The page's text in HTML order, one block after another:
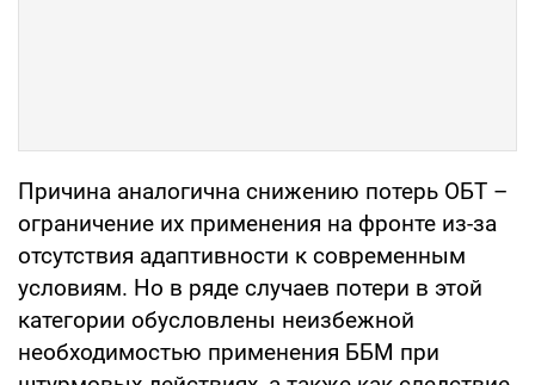
Причина аналогична снижению потерь ОБТ –
ограничение их применения на фронте из-за
отсутствия адаптивности к современным
условиям. Но в ряде случаев потери в этой
категории обусловлены неизбежной
необходимостью применения ББМ при